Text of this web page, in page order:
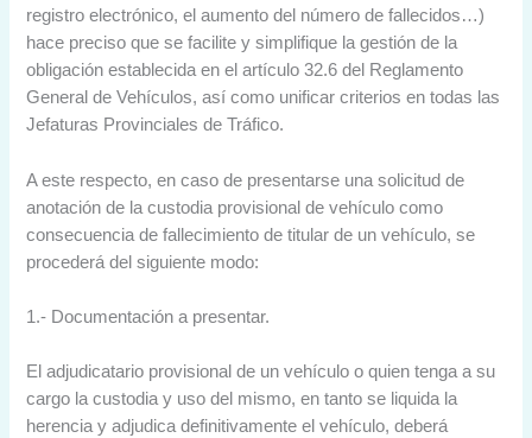
registro electrónico, el aumento del número de fallecidos…)
hace preciso que se facilite y simplifique la gestión de la
obligación establecida en el artículo 32.6 del Reglamento
General de Vehículos, así como unificar criterios en todas las
Jefaturas Provinciales de Tráfico.
A este respecto, en caso de presentarse una solicitud de
anotación de la custodia provisional de vehículo como
consecuencia de fallecimiento de titular de un vehículo, se
procederá del siguiente modo:
1.- Documentación a presentar.
El adjudicatario provisional de un vehículo o quien tenga a su
cargo la custodia y uso del mismo, en tanto se liquida la
herencia y adjudica definitivamente el vehículo, deberá